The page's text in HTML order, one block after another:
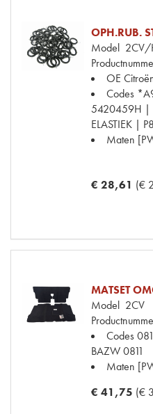
OPH.RUB.
Model 2CV/
OE
Codes
5420459H |
ELASTIEK |
Maten
€ 28,61 (€
MATSET
Model 2CV
Codes
BAZW 0811
Maten
€ 41,75 (€